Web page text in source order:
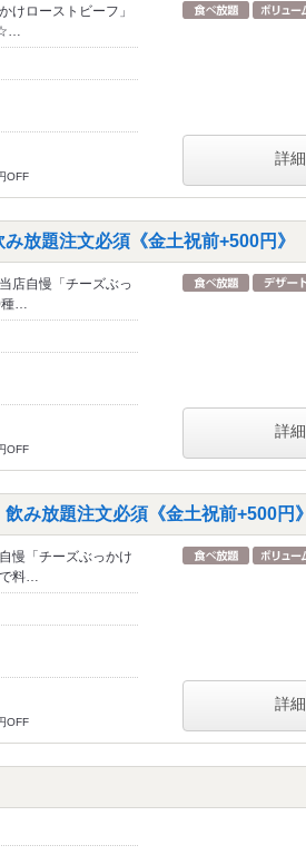
けローストビーフ」
☆…
OFF
詳細
放題注文必須《金土祝前+500円》
店自慢「チーズぶっ
種…
OFF
詳細
み放題注文必須《金土祝前+500円》
慢「チーズぶっかけ
で料…
OFF
詳細